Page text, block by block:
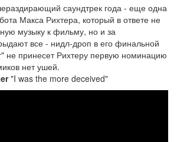
саундтрек года - еще одна
Макса Рихтера, который в ответе не
музыку к фильму, но и за
все - нидл-дроп в его финальной
не принесет Рихтеру первую номинацию
нет ушей.
"I was the more deceived"